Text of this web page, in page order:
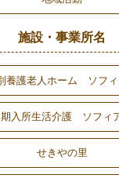
施設・事業所名
養護老人ホーム ソフィ
入所生活介護 ソフィ
せきやの里